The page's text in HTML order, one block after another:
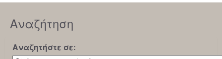
Αναζήτηση
Αναζητήστε σε: